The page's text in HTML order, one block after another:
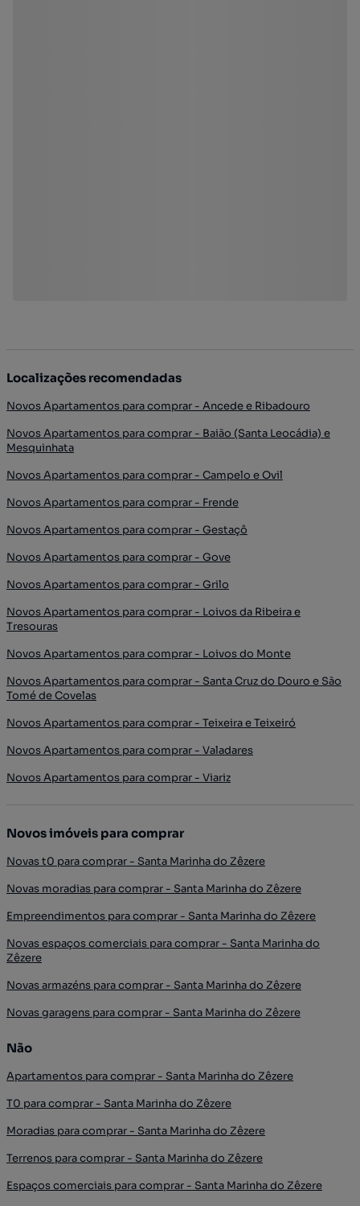
Localizações recomendadas
Novos Apartamentos para comprar - Ancede e Ribadouro
Novos Apartamentos para comprar - Baião (Santa Leocádia) e
Mesquinhata
Novos Apartamentos para comprar - Campelo e Ovil
Novos Apartamentos para comprar - Frende
Novos Apartamentos para comprar - Gestaçô
Novos Apartamentos para comprar - Gove
Novos Apartamentos para comprar - Grilo
Novos Apartamentos para comprar - Loivos da Ribeira e
Tresouras
Novos Apartamentos para comprar - Loivos do Monte
Novos Apartamentos para comprar - Santa Cruz do Douro e São
Tomé de Covelas
Novos Apartamentos para comprar - Teixeira e Teixeiró
Novos Apartamentos para comprar - Valadares
Novos Apartamentos para comprar - Viariz
Novos imóveis para comprar
Novas t0 para comprar - Santa Marinha do Zêzere
Novas moradias para comprar - Santa Marinha do Zêzere
Empreendimentos para comprar - Santa Marinha do Zêzere
Novas espaços comerciais para comprar - Santa Marinha do
Zêzere
Novas armazéns para comprar - Santa Marinha do Zêzere
Novas garagens para comprar - Santa Marinha do Zêzere
Não
Apartamentos para comprar - Santa Marinha do Zêzere
T0 para comprar - Santa Marinha do Zêzere
Moradias para comprar - Santa Marinha do Zêzere
Terrenos para comprar - Santa Marinha do Zêzere
Espaços comerciais para comprar - Santa Marinha do Zêzere